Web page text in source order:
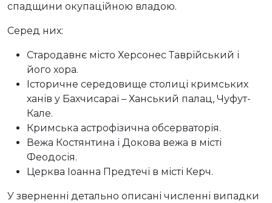
спадщини окупаційною владою.
Серед них:
Стародавнє місто Херсонес Таврійський і
його хора.
Історичне середовище столиці кримських
ханів у Бахчисараї – Ханський палац, Чуфут-
Кале.
Кримська астрофізична обсерваторія.
Вежа Костянтина і Докова вежа в місті
Феодосія.
Церква Іоанна Предтечі в місті Керч.
У зверненні детально описані численні випадки